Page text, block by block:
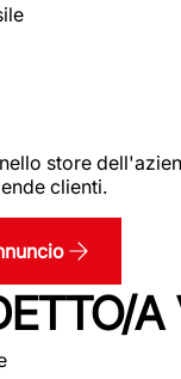
store
clienti.